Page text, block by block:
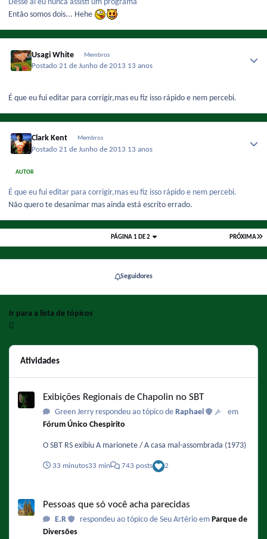
Desse aí eu nunca assisti um programa
Então somos dois... Hehe
Usagi White Membros
Postado21 de Junho de 2013 13 anos
É que eu fui editar para corrigir,mas eu fiz isso rápido e nem percebi.
Clark Kent Membros
Postado21 de Junho de 2013 13 anos
AUTOR
É que eu fui editar para corrigir,mas eu fiz isso rápido e nem percebi.
Não quero te desanimar mas ainda está escrito errado.
PRÓXIMA
PÁGINA 1 DE 2
Seguidores
Ir para a lista de tópicos
Atividades
Exibições Regionais de Chapolin no SBT
Green Jerry respondeu ao tópico de Raphael
em
Fórum Único Chespirito
O SBT RS exibiu A marionete / A casa mal-assombrada (1973)
33 minutos33 min 743 posts 2
Pessoas que só você acha parecidas
E.R respondeu ao tópico de Seu Artério em Parque de
Diversões